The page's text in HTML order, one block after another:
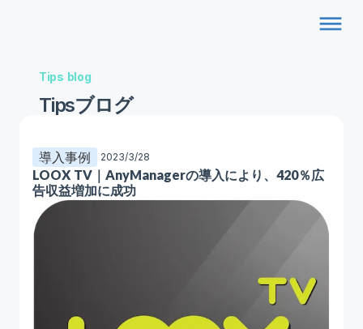
dehaze
Tips blog
Tipsブログ
導入事例 2023/3/28
LOOX TV｜AnyManagerの導入により、420％広
告収益増加に成功